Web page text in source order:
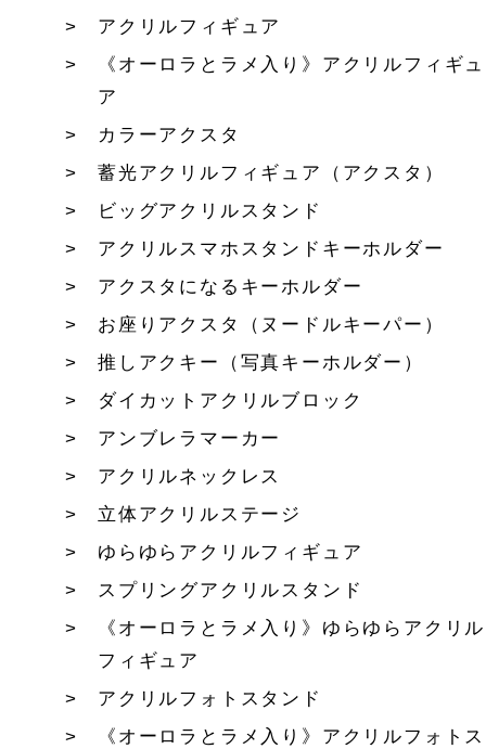
アクリルフィギュア
《オーロラとラメ入り》アクリルフィギュ
ア
カラーアクスタ
蓄光アクリルフィギュア（アクスタ）
ビッグアクリルスタンド
アクリルスマホスタンドキーホルダー
アクスタになるキーホルダー
お座りアクスタ（ヌードルキーパー）
推しアクキー（写真キーホルダー）
ダイカットアクリルブロック
アンブレラマーカー
アクリルネックレス
立体アクリルステージ
ゆらゆらアクリルフィギュア
スプリングアクリルスタンド
《オーロラとラメ入り》ゆらゆらアクリル
フィギュア
アクリルフォトスタンド
《オーロラとラメ入り》アクリルフォトス